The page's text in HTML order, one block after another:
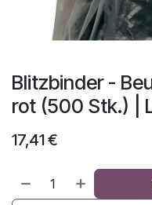
Blitzbinder -
rot (500 Stk.) |
17,41€